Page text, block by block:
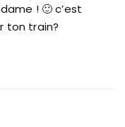
! 🙂 c’est
ton train?